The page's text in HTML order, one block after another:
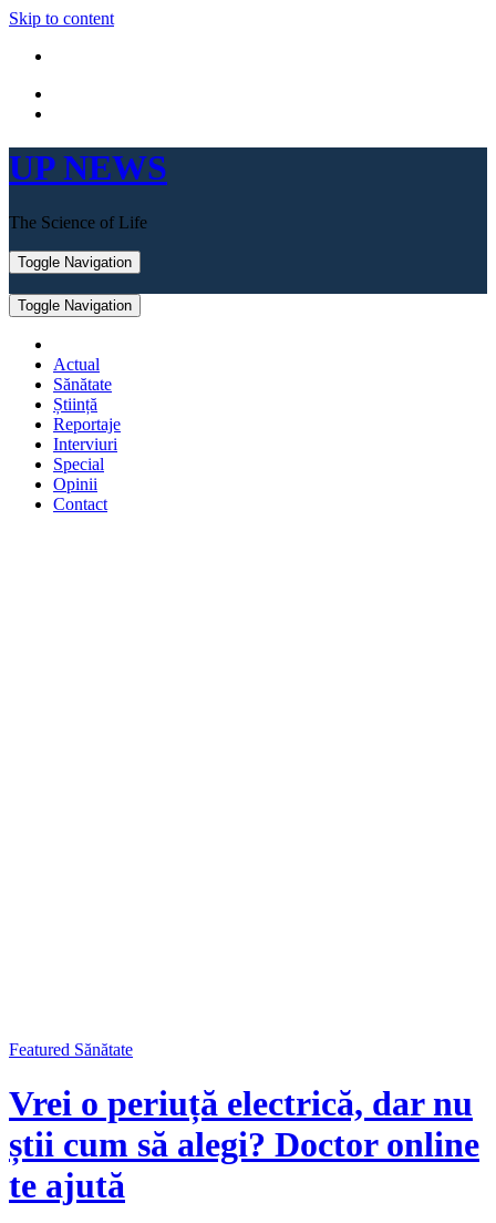
Skip to content
UP NEWS
The Science of Life
Toggle Navigation
Toggle Navigation
Actual
Sănătate
Știință
Reportaje
Interviuri
Special
Opinii
Contact
Featured Sănătate
Vrei o periuță electrică, dar nu
știi cum să alegi? Doctor online
te ajută